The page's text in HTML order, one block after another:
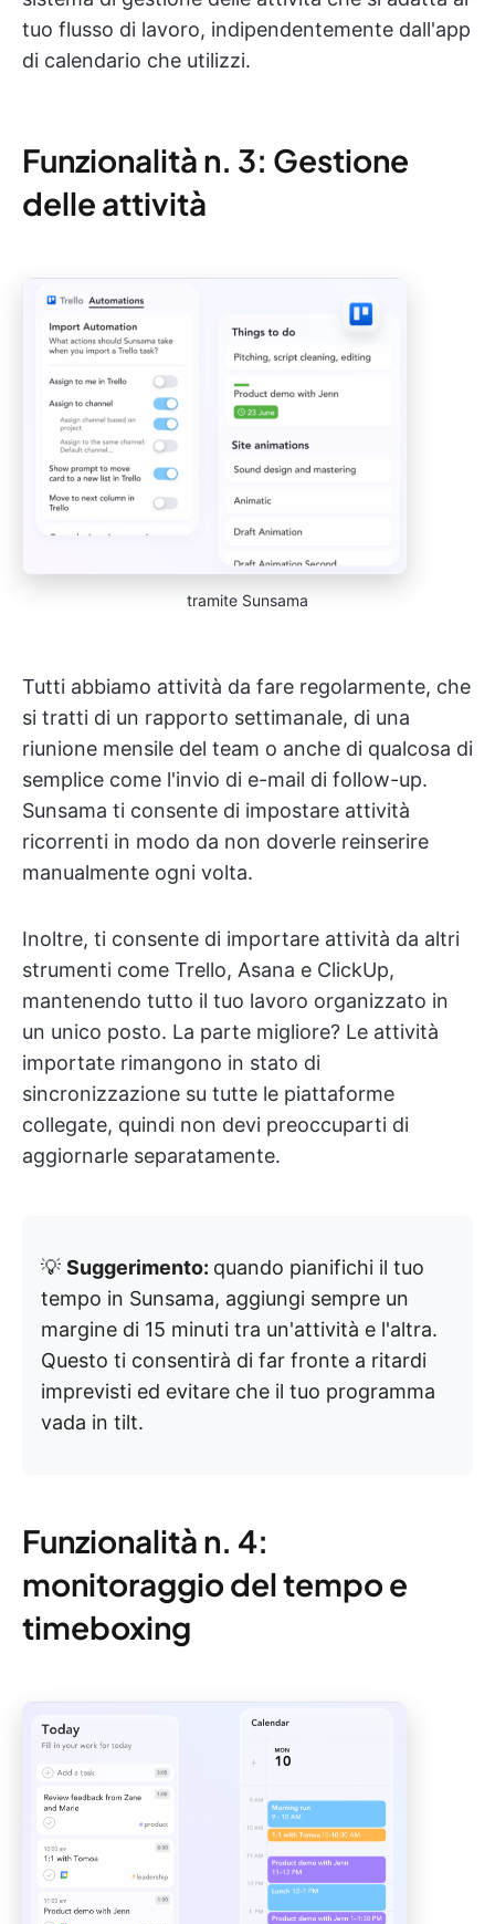
tuo flusso di lavoro, indipendentemente dall'app
di calendario che utilizzi.
Funzionalità n. 3: Gestione
delle attività
tramite Sunsama
Tutti abbiamo attività da fare regolarmente, che
si tratti di un rapporto settimanale, di una
riunione mensile del team o anche di qualcosa di
semplice come l'invio di e-mail di follow-up.
Sunsama ti consente di impostare attività
ricorrenti in modo da non doverle reinserire
manualmente ogni volta.
Inoltre, ti consente di importare attività da altri
strumenti come Trello, Asana e ClickUp,
mantenendo tutto il tuo lavoro organizzato in
un unico posto. La parte migliore? Le attività
importate rimangono in stato di
sincronizzazione su tutte le piattaforme
collegate, quindi non devi preoccuparti di
aggiornarle separatamente.
💡 Suggerimento: quando pianifichi il tuo
tempo in Sunsama, aggiungi sempre un
margine di 15 minuti tra un'attività e l'altra.
Questo ti consentirà di far fronte a ritardi
imprevisti ed evitare che il tuo programma
vada in tilt.
Funzionalità n. 4:
monitoraggio del tempo e
timeboxing